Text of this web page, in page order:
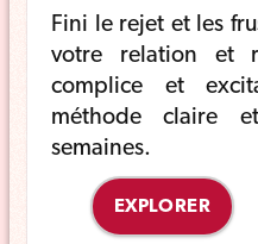
Fini le rejet et les
votre relation et
complice et
méthode claire
semaines.
EXPLORER